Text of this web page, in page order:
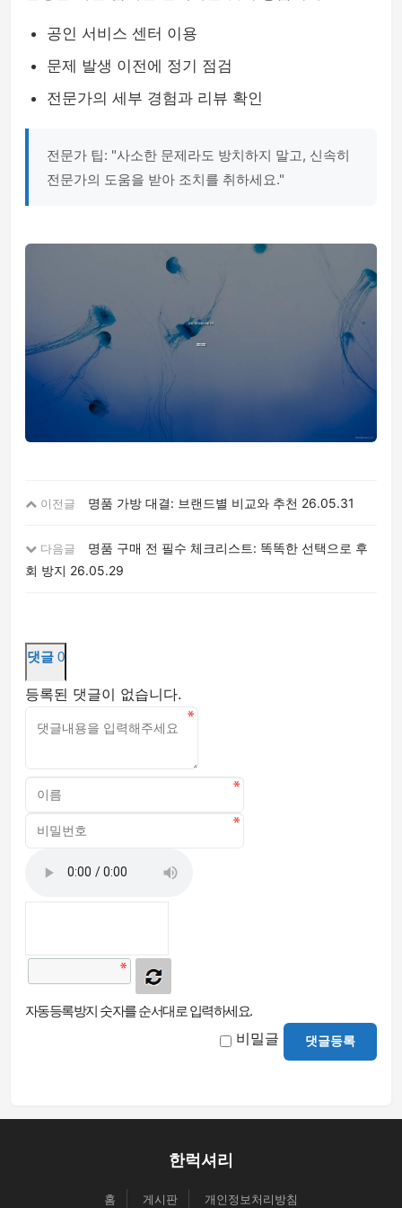
공인 서비스 센터 이용
문제 발생 이전에 정기 점검
전문가의 세부 경험과 리뷰 확인
전문가 팁: "사소한 문제라도 방치하지 말고, 신속히
전문가의 도움을 받아 조치를 취하세요."
이전글 명품 가방 대결: 브랜드별 비교와 추천 26.05.31
다음글
명품 구매 전 필수 체크리스트: 똑똑한 선택으로 후
회 방지 26.05.29
댓글 0
등록된 댓글이 없습니다.
자동등록방지 숫자를 순서대로 입력하세요.
비밀글 댓글등록
한럭셔리
홈 게시판 개인정보처리방침